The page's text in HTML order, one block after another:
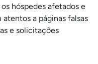
hóspedes afetados e
a páginas falsas
e solicitações